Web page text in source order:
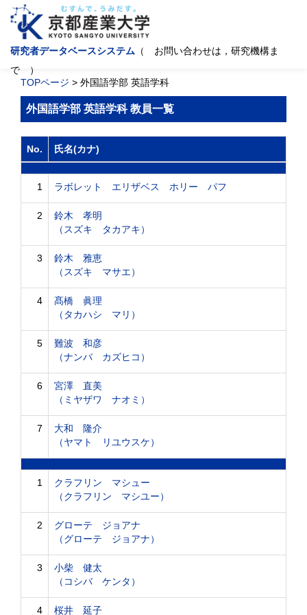
研究者データベースシステム （ お問い合わせは，研究機構ま
で ）
TOPページ > 外国語学部 英語学科
外国語学部 英語学科 教員一覧
No. 氏名(カナ)
1 ラボレット エリザベス ホリー パフ
2
鈴木 孝明
（スズキ タカアキ）
3
鈴木 雅恵
（スズキ マサエ）
4
髙橋 眞理
（タカハシ マリ）
5
難波 和彦
（ナンバ カズヒコ）
6
宮澤 直美
（ミヤザワ ナオミ）
7
大和 隆介
（ヤマト リユウスケ）
1
クラフリン マシュー
（クラフリン マシユー）
2
グローテ ジョアナ
（グローテ ジョアナ）
3
小柴 健太
（コシバ ケンタ）
4 桜井 延子